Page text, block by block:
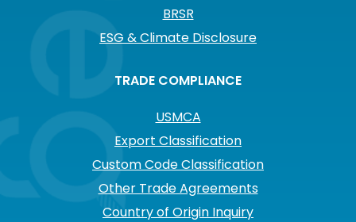
BRSR
ESG & Climate Disclosure
TRADE COMPLIANCE
USMCA
Export Classification
Custom Code Classification
Other Trade Agreements
Country of Origin Inquiry